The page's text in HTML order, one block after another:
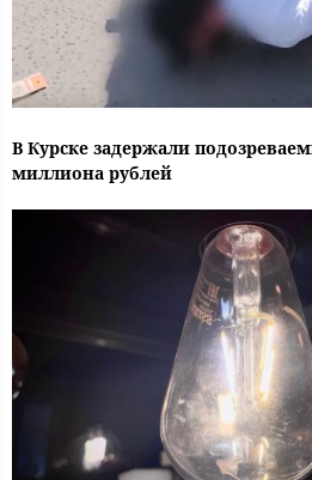
В Курске задержали
миллиона рублей